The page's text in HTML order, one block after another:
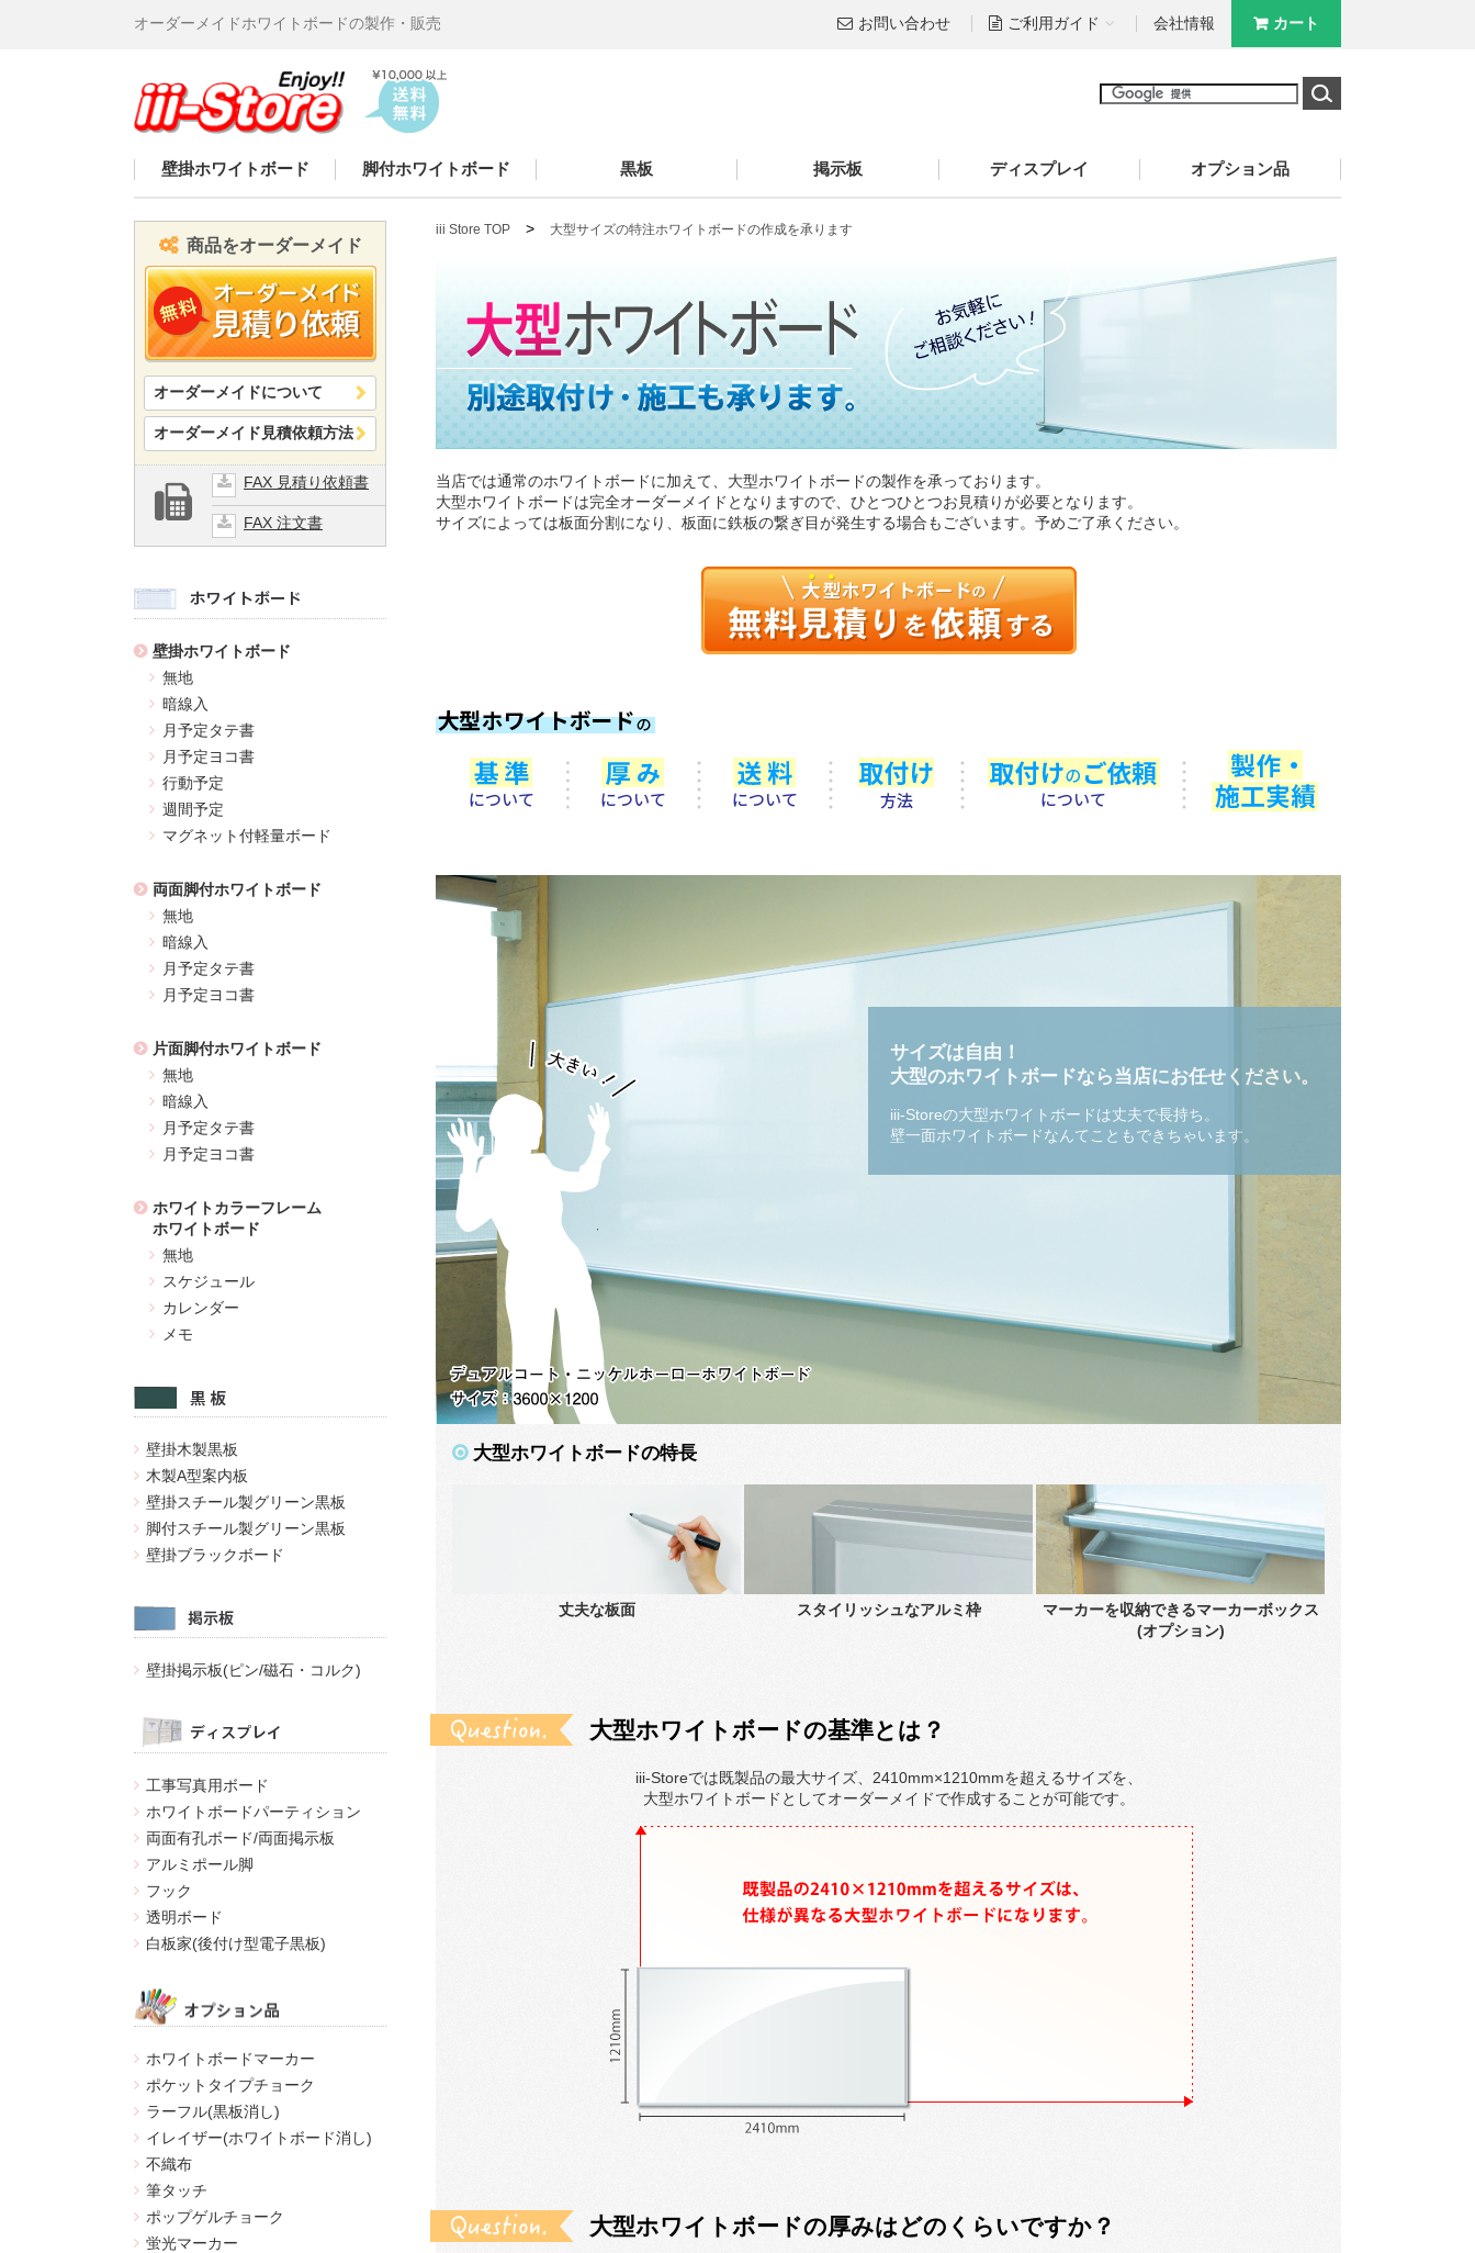
オーダーメイドホワイトボードの製作・販売 お問い合わせ ご利用ガイド 会社情報 カート
iii-
Store
壁掛ホワイトボード 脚付ホワイトボード 黒板 掲示板 ディスプレイ オプション品
商品をオーダーメイド
オーダーメイドについて
オーダーメイド見積依頼方法
FAX 見積り依頼書
FAX 注文書
壁掛ホワイトボード
無地
暗線入
月予定タテ書
月予定ヨコ書
行動予定
週間予定
マグネット付軽量ボード
両面脚付ホワイトボード
無地
暗線入
月予定タテ書
月予定ヨコ書
片面脚付ホワイトボード
無地
暗線入
月予定タテ書
月予定ヨコ書
ホワイトカラーフレーム
ホワイトボード
無地
スケジュール
カレンダー
メモ
壁掛木製黒板
木製A型案内板
壁掛スチール製グリーン黒板
脚付スチール製グリーン黒板
壁掛ブラックボード
壁掛掲示板(ピン/磁石・コルク)
工事写真用ボード
ホワイトボードパーティション
両面有孔ボード/両面掲示板
アルミポール脚
フック
透明ボード
白板家(後付け型電子黒板)
ホワイトボードマーカー
ポケットタイプチョーク
ラーフル(黒板消し)
イレイザー(ホワイトボード消し)
不織布
筆タッチ
ポップゲルチョーク
蛍光マーカー
iii Store TOP > 大型サイズの特注ホワイトボードの作成を承ります
当店では通常のホワイトボードに加えて、大型ホワイトボードの製作を承っております。
大型ホワイトボードは完全オーダーメイドとなりますので、ひとつひとつお見積りが必要となります。
サイズによっては板面分割になり、板面に鉄板の繋ぎ目が発生する場合もございます。予めご了承ください。
サイズは自由！
大型のホワイトボードなら当店にお任せください。
iii-Storeの大型ホワイトボードは丈夫で長持ち。
壁一面ホワイトボードなんてこともできちゃいます。
大型ホワイトボードの特長
丈夫な板面 スタイリッシュなアルミ枠
マーカーを収納できるマーカーボックス
(オプション)
大型ホワイトボードの基準とは？
iii-Storeでは既製品の最大サイズ、2410mm×1210mmを超えるサイズを、
大型ホワイトボードとしてオーダーメイドで作成することが可能です。
大型ホワイトボードの厚みはどのくらいですか？